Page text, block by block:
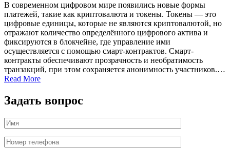
В современном цифровом мире появились новые формы
платежей, такие как криптовалюта и токены. Токены — это
цифровые единицы, которые не являются криптовалютой, но
отражают количество определённого цифрового актива и
фиксируются в блокчейне, где управление ими
осуществляется с помощью смарт-контрактов. Смарт-
контракты обеспечивают прозрачность и необратимость
транзакций, при этом сохраняется анонимность участников.…
Read More
Задать вопрос